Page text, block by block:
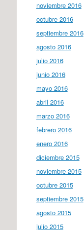
noviembre 2016
octubre 2016
septiembre 2016
agosto 2016
julio 2016
junio 2016
mayo 2016
abril 2016
marzo 2016
febrero 2016
enero 2016
diciembre 2015
noviembre 2015
octubre 2015
septiembre 2015
agosto 2015
julio 2015